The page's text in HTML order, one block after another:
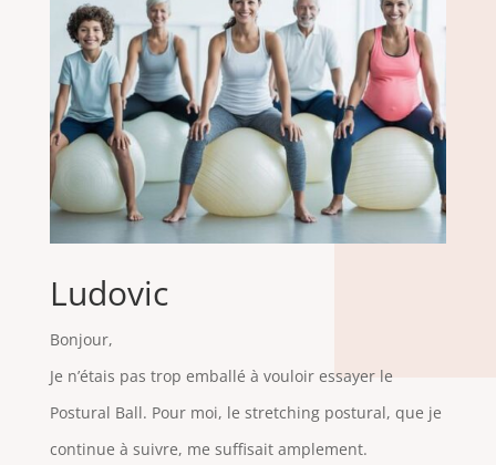
Ludovic
Bonjour,
Je n’étais pas trop emballé à vouloir essayer le
Postural Ball. Pour moi, le stretching postural, que je
continue à suivre, me suffisait amplement.